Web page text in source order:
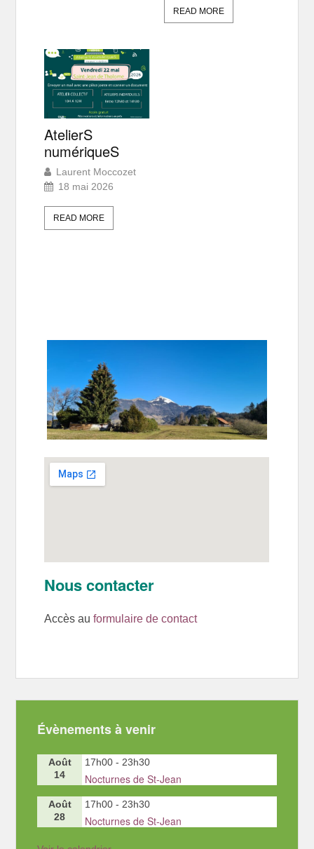
READ MORE
AtelierS
numériqueS
Laurent Moccozet
18 mai 2026
READ MORE
Nous contacter
Accès auformulaire de contact
Évènements à venir
Août
14
17h00 - 23h30
Nocturnes de St-Jean
Août
28
17h00 - 23h30
Nocturnes de St-Jean